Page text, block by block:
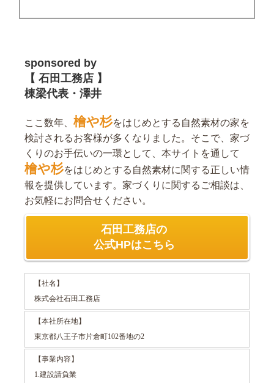
sponsored by
【 石田工務店 】
棟梁代表・澤井
ここ数年、 檜や杉をはじめとする自然素材の家を
検討されるお客様が多くなりました。そこで、家づ
くりのお手伝いの一環として、本サイトを通して
檜や杉をはじめとする自然素材に関する正しい情
報を提供しています。家づくりに関するご相談は、
お気軽にお問合せください。
石田工務店の
公式HPはこちら
【社名】
株式会社石田工務店
【本社所在地】
東京都八王子市片倉町102番地の2
【事業内容】
1.建設請負業